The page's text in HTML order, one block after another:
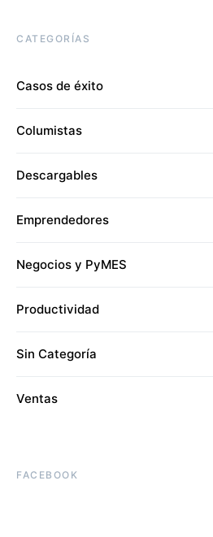
CATEGORÍAS
Casos de éxito
Columistas
Descargables
Emprendedores
Negocios y PyMES
Productividad
Sin Categoría
Ventas
FACEBOOK